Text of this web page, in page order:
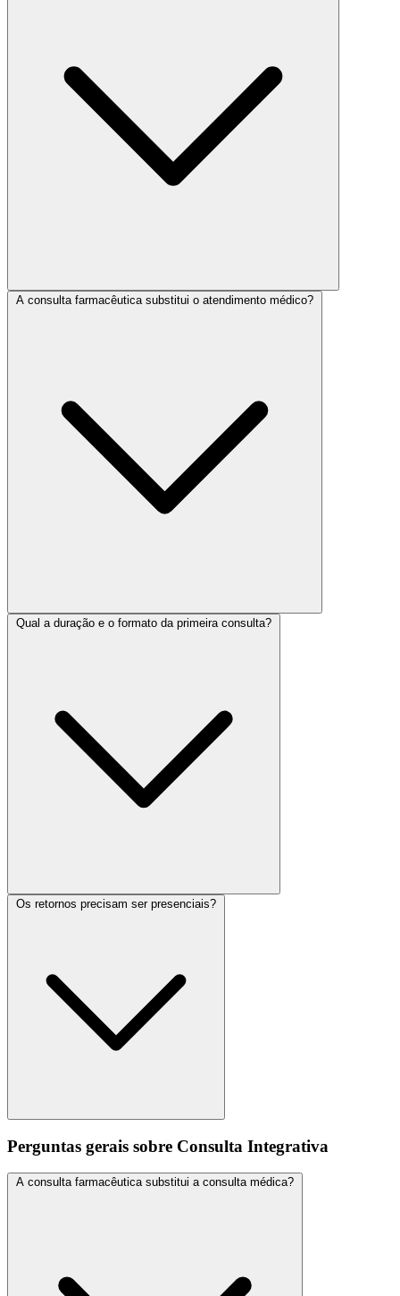
A consulta farmacêutica substitui o atendimento médico?
Qual a duração e o formato da primeira consulta?
Os retornos precisam ser presenciais?
Perguntas gerais sobre Consulta Integrativa
A consulta farmacêutica substitui a consulta médica?